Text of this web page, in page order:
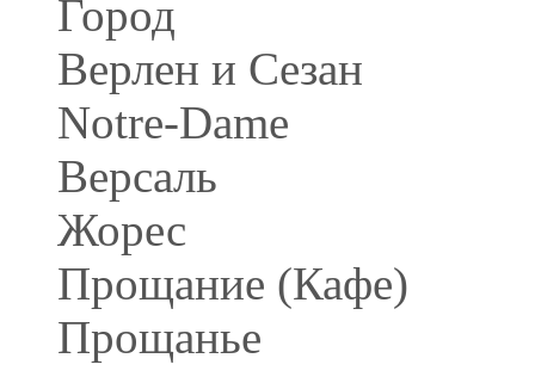
Город
Верлен и Сезан
Notre-Dame
Версаль
Жорес
Прощание (Кафе)
Прощанье